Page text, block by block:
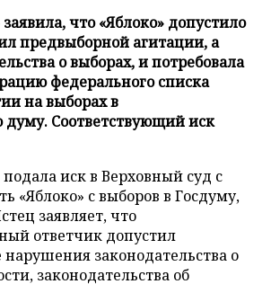
что «Яблоко» допустило
предвыборной агитации, а
о выборах, и потребовала
федерального списка
на выборах в
думу. Соответствующий иск
иск в Верховный суд с
«Яблоко» с выборов в Госдуму,
заявляет, что
ответчик допустил
законодательства о
законодательства об